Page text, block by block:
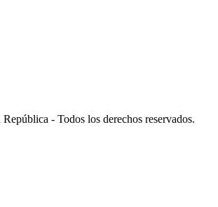
- Todos los derechos reservados.